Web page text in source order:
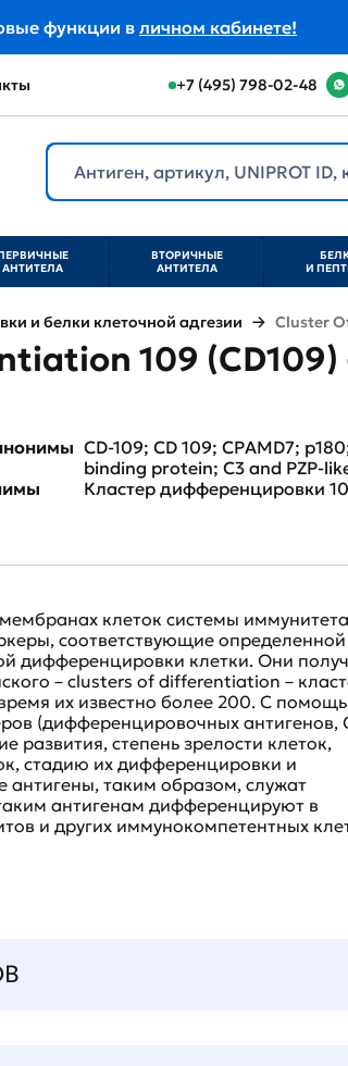
функции в личном кабинете!
+7 (495) 798-02-48
АНТИТЕЛА
ВТОРИЧНЫЕ
АНТИТЕЛА
И
и белки клеточной адгезии Cluster
109 (CD109)
CD-109; CD 109; CPAMD7;
binding protein; C3 and PZP-
Кластер дифференцировки
клеток системы иммунитета
соответствующие определенной
дифференцировки клетки. Они
– clusters of differentiation –
их известно более 200. С
(дифференцировочных антигенов,
развития, степень зрелости клеток,
стадию их дифференцировки и
таким образом, служат
антигенам дифференцируют в
и других иммунокомпетентных